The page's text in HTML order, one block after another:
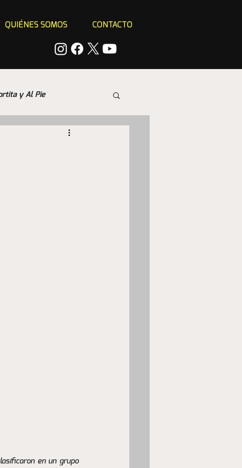
QUIÉNES SOMOS CONTACTO
y Al Pie
en un grupo